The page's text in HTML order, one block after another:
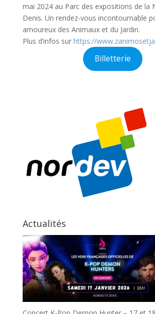
mai 2024 au Parc des expositions de la
Denis. Un rendez-vous incontournable
amoureux des Animaux et du Jardin.
Plus d’infos sur https://
Billetterie
Actualités